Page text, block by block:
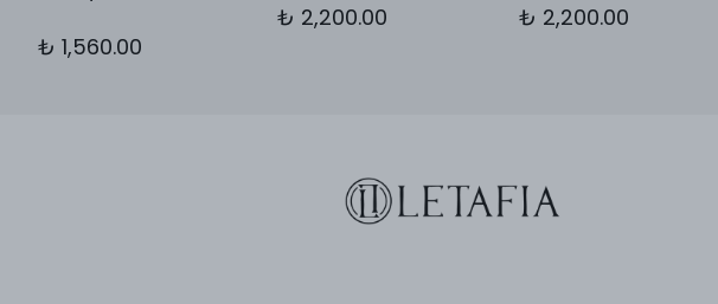
₺ 1,560.00
₺ 2,200.00 ₺ 2,200.00